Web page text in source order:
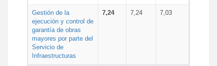
Gestión de la
ejecución y control de
garantía de obras
mayores por parte del
Servicio de
Infraestructuras
7,24 7,24 7,03